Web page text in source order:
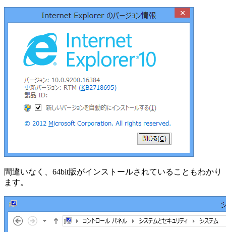
間違いなく、64bit版がインストールされていることもわかり
ます。